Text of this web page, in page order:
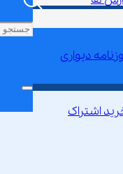
دیواری
اشتراک